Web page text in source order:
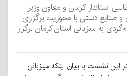
کرمان و معاون وزیر
صنایع دستی با محوریت برگزاری
به میزبانی استان کرمان برگزار
این نشست با بیان اینکه میزبانی